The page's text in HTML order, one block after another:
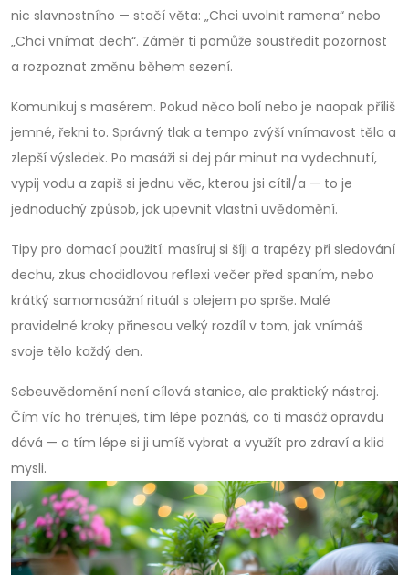
nic slavnostního — stačí věta: „Chci uvolnit ramena“ nebo
„Chci vnímat dech“. Záměr ti pomůže soustředit pozornost
a rozpoznat změnu během sezení.
Komunikuj s masérem. Pokud něco bolí nebo je naopak příliš
jemné, řekni to. Správný tlak a tempo zvýší vnímavost těla a
zlepší výsledek. Po masáži si dej pár minut na vydechnutí,
vypij vodu a zapiš si jednu věc, kterou jsi cítil/a — to je
jednoduchý způsob, jak upevnit vlastní uvědomění.
Tipy pro domací použití: masíruj si šíji a trapézy při sledování
dechu, zkus chodidlovou reflexi večer před spaním, nebo
krátký samomasážní rituál s olejem po sprše. Malé
pravidelné kroky přinesou velký rozdíl v tom, jak vnímáš
svoje tělo každý den.
Sebeuvědomění není cílová stanice, ale praktický nástroj.
Čím víc ho trénuješ, tím lépe poznáš, co ti masáž opravdu
dává — a tím lépe si ji umíš vybrat a využít pro zdraví a klid
mysli.